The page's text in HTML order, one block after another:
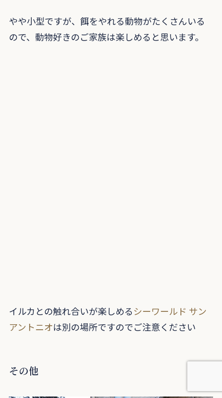
やや小型ですが、餌をやれる動物がたくさんいる
ので、動物好きのご家族は楽しめると思います。
イルカとの触れ合いが楽しめるシーワールド サン
アントニオは別の場所ですのでご注意ください
その他